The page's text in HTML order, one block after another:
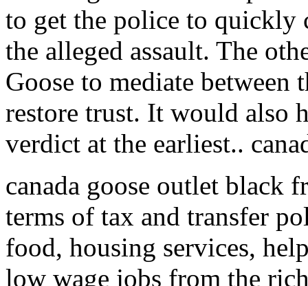
to get the police to quickly
the alleged assault. The
Goose to mediate
restore trust. It would also
verdict at the earliest..
canada goose outlet black
terms of tax and transfer
food, housing services,
low wage jobs from the